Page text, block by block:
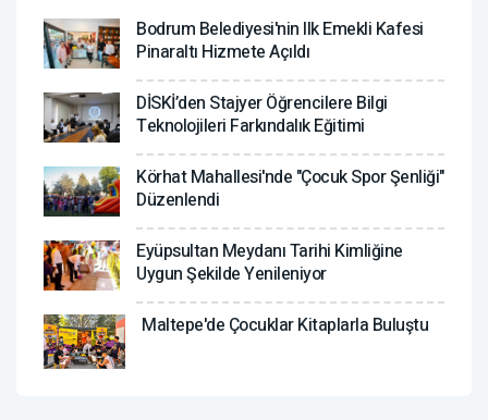
Bodrum Belediyesi'nin Ilk Emekli Kafesi
Pinaraltı Hizmete Açıldı
DİSKİ’den Stajyer Öğrencilere Bilgi
Teknolojileri Farkındalık Eğitimi
Körhat Mahallesi'nde "Çocuk Spor Şenliği"
Düzenlendi
Eyüpsultan Meydanı Tarihi Kimliğine
Uygun Şekilde Yenileniyor
Maltepe'de Çocuklar Kitaplarla Buluştu